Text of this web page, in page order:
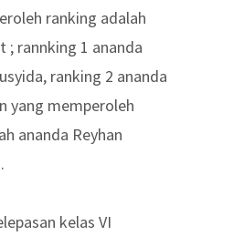
ranking adalah
; rannking 1 ananda
ranking 2 ananda
yang memperoleh
ananda Reyhan
kelas VI